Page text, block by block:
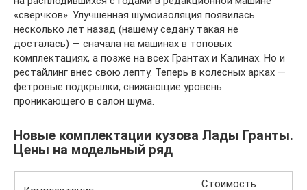
«сверчков». Улучшенная шумоизоляция появилась
несколько лет назад (нашему седану такая не
досталась) — сначала на машинах в топовых
комплектациях, а позже на всех Грантах и Калинах. Но и
рестайлинг внес свою лепту. Теперь в колесных арках —
фетровые подкрылки, снижающие уровень
проникающего в салон шума.
Новые комплектации кузова Лады Гранты.
Цены на модельный ряд
Стоимость